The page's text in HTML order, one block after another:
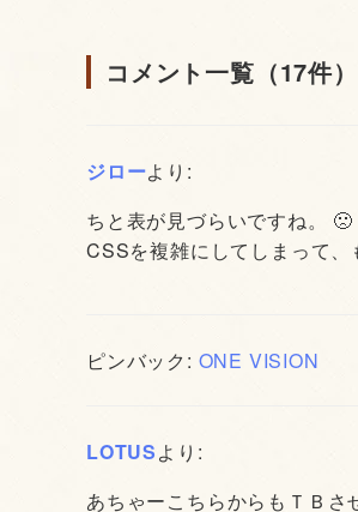
コメント一覧（17件）
ジローより:
ちと表が見づらいですね。 🙁
CSSを複雑にしてしまって
ピンバック: ONE VISION
LOTUSより:
あちゃーこちらからもＴＢさ